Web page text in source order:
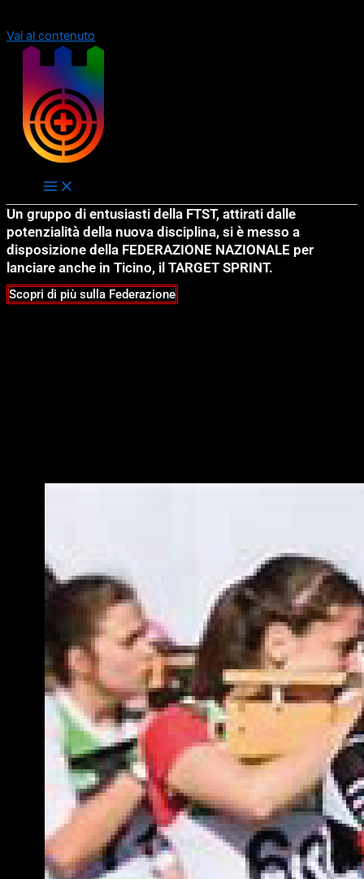
Vai al contenuto
Un gruppo di entusiasti della FTST, attirati dalle
potenzialità della nuova disciplina, si è messo a
disposizione della FEDERAZIONE NAZIONALE per
lanciare anche in Ticino, il TARGET SPRINT.
Scopri di più sulla Federazione